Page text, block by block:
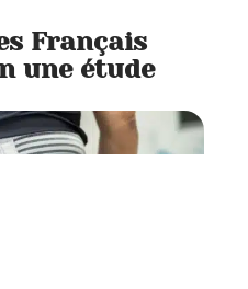
Français
une étude